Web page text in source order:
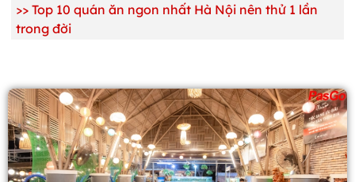
>> Top 10 quán ăn ngon nhất Hà Nội nên thử 1 lần
trong đời